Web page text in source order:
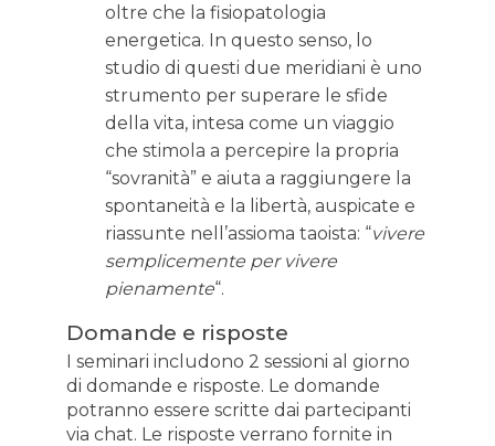
oltre che la fisiopatologia
energetica. In questo senso, lo
studio di questi due meridiani è uno
strumento per superare le sfide
della vita, intesa come un viaggio
che stimola a percepire la propria
“sovranità” e aiuta a raggiungere la
spontaneità e la libertà, auspicate e
riassunte nell’assioma taoista: “vivere
semplicemente per vivere
pienamente“.
Domande e risposte
I seminari includono 2 sessioni al giorno
di domande e risposte. Le domande
potranno essere scritte dai partecipanti
via chat. Le risposte verrano fornite in